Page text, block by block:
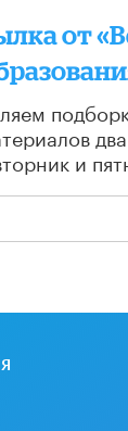
от
и